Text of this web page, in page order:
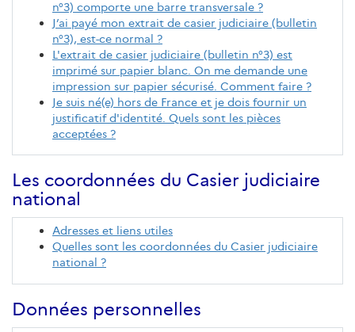
n°3) comporte une barre transversale ?
J’ai payé mon extrait de casier judiciaire (bulletin
n°3), est-ce normal ?
L'extrait de casier judiciaire (bulletin n°3) est
imprimé sur papier blanc. On me demande une
impression sur papier sécurisé. Comment faire ?
Je suis né(e) hors de France et je dois fournir un
justificatif d'identité. Quels sont les pièces
acceptées ?
Les coordonnées du Casier judiciaire
national
Adresses et liens utiles
Quelles sont les coordonnées du Casier judiciaire
national ?
Données personnelles